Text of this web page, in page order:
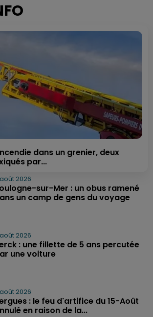
dans un grenier, deux
par...
2026
sur-Mer : un obus ramené
un camp de gens du voyage
2026
: une fillette de 5 ans percutée
une voiture
2026
: le feu d'artifice du 15-Août
en raison de la...